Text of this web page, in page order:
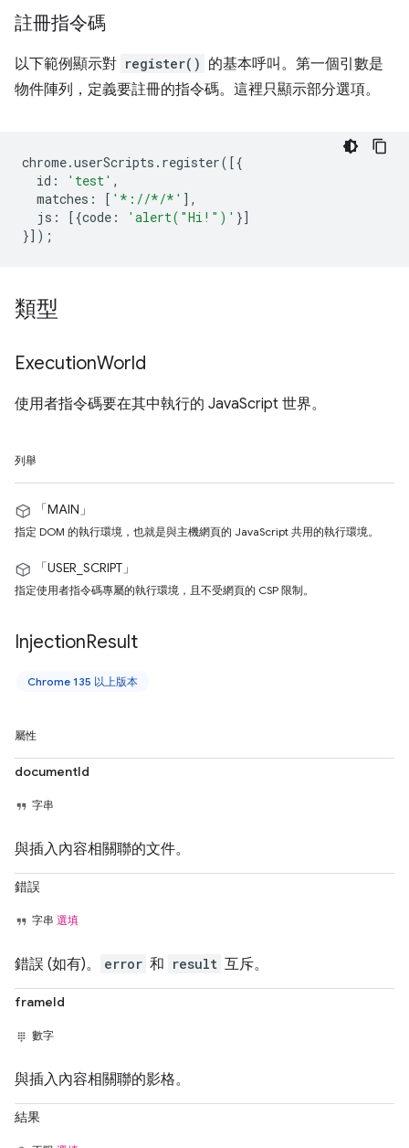
註冊指令碼
以下範例顯示對 register() 的基本呼叫。第一個引數是
物件陣列，定義要註冊的指令碼。這裡只顯示部分選項。
chrome.userScripts . register([{
id : 'test' ,
matches : [ '*://*/*' ],
js : [{code : 'alert("Hi!")' }]
}]);
類型
ExecutionWorld
使用者指令碼要在其中執行的 JavaScript 世界。
列舉
「MAIN」
指定 DOM 的執行環境，也就是與主機網頁的 JavaScript 共用的執行環境。
「USER_SCRIPT」
指定使用者指令碼專屬的執行環境，且不受網頁的 CSP 限制。
InjectionResult
Chrome 135 以上版本
屬性
documentId
字串
與插入內容相關聯的文件。
錯誤
字串 選填
錯誤 (如有)。 error 和 result 互斥。
frameId
數字
與插入內容相關聯的影格。
結果